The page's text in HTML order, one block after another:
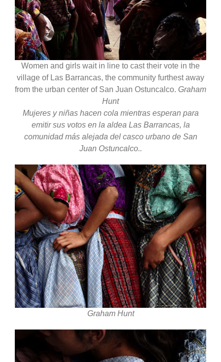
Women and girls wait in line to cast their vote in the
village of Las Barrancas, the community furthest away
from the urban center of San Juan Ostuncalco. Graham
Hunt
Mujeres y niñas hacen cola mientras esperan para
emitir sus votos en la aldea Las Barrancas, la
comunidad más alejada del casco urbano de San
Juan Ostuncalco..
Graham Hunt